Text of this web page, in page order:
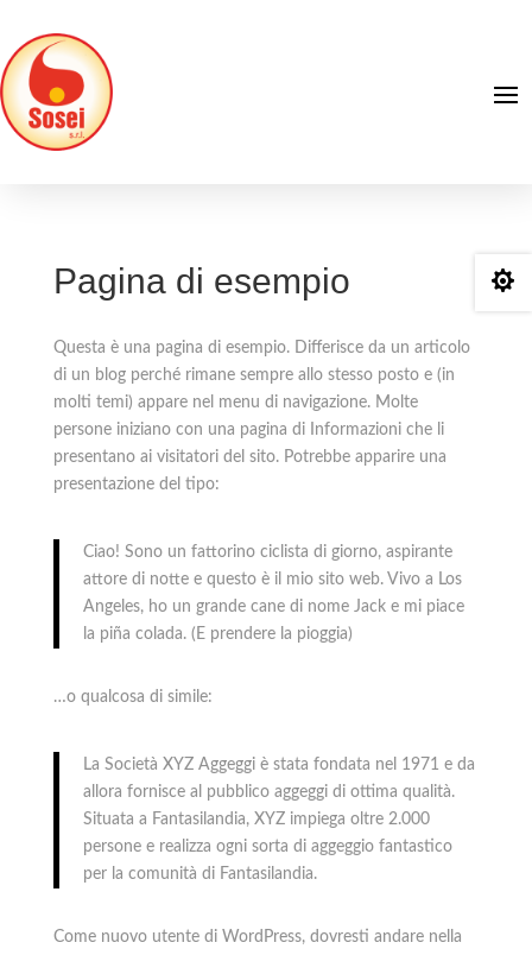
Pagina di esempio
Questa è una pagina di esempio. Differisce da un articolo
di un blog perché rimane sempre allo stesso posto e (in
molti temi) appare nel menu di navigazione. Molte
persone iniziano con una pagina di Informazioni che li
presentano ai visitatori del sito. Potrebbe apparire una
presentazione del tipo:
Ciao! Sono un fattorino ciclista di giorno, aspirante
attore di notte e questo è il mio sito web. Vivo a Los
Angeles, ho un grande cane di nome Jack e mi piace
la piña colada. (E prendere la pioggia)
…o qualcosa di simile:
La Società XYZ Aggeggi è stata fondata nel 1971 e da
allora fornisce al pubblico aggeggi di ottima qualità.
Situata a Fantasilandia, XYZ impiega oltre 2.000
persone e realizza ogni sorta di aggeggio fantastico
per la comunità di Fantasilandia.
Come nuovo utente di WordPress, dovresti andare nella
